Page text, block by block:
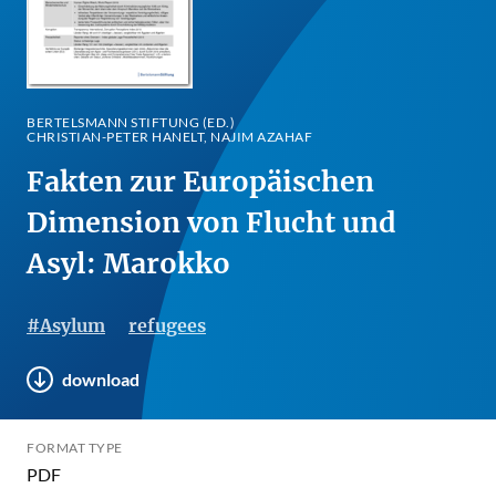
BERTELSMANN STIFTUNG (ED.)
CHRISTIAN-PETER HANELT, NAJIM AZAHAF
Fakten zur Europäischen
Dimension von Flucht und
Asyl: Marokko
#Asylum refugees
download
FORMAT TYPE
PDF